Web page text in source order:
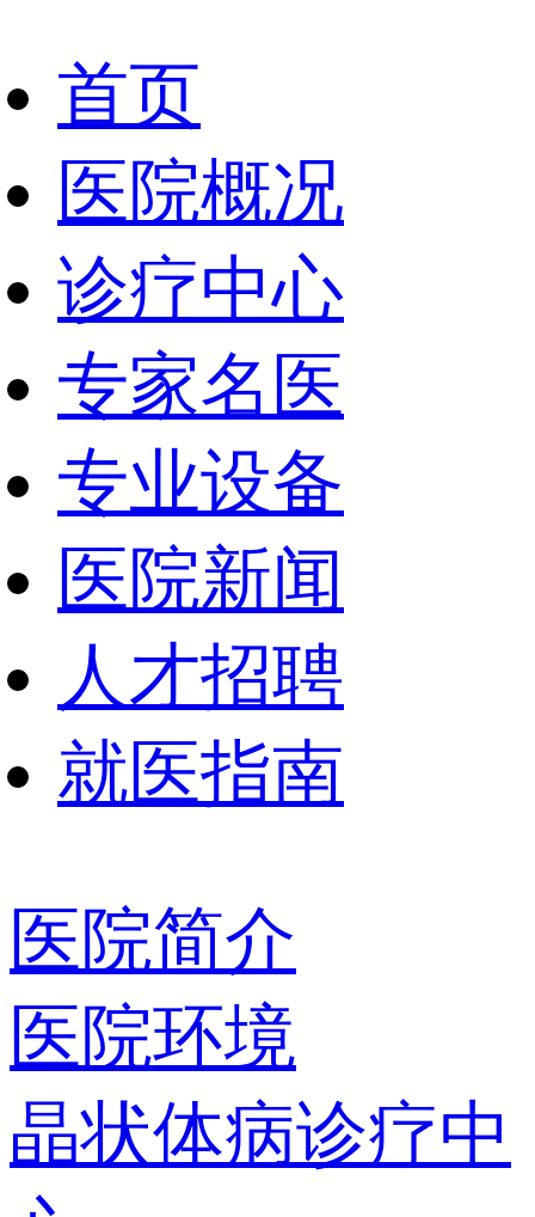
首页
医院概况
诊疗中心
专家名医
专业设备
医院新闻
人才招聘
就医指南
医院简介
医院环境
晶状体病诊疗中